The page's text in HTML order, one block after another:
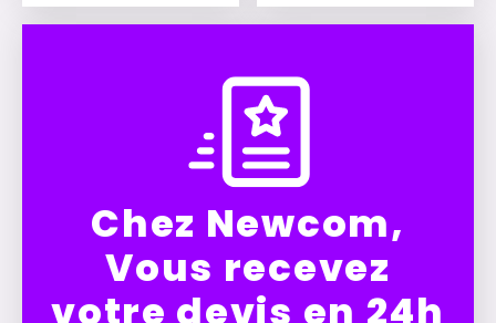
Ajouter à mon devis Ajouter à mon devis
Chez Newcom,
Vous recevez
votre devis en 24h